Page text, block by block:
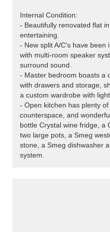
Internal Condition:
- Beautifully renovated flat
entertaining.
- New split A/C's have been
with multi-room speaker
surround sound.
- Master bedroom boasts a
with drawers and storage,
a custom wardrobe with
- Open kitchen has plenty
counterspace, and
bottle Crystal wine fridge, a
two large pots, a Smeg
stone, a Smeg dishwasher
system.